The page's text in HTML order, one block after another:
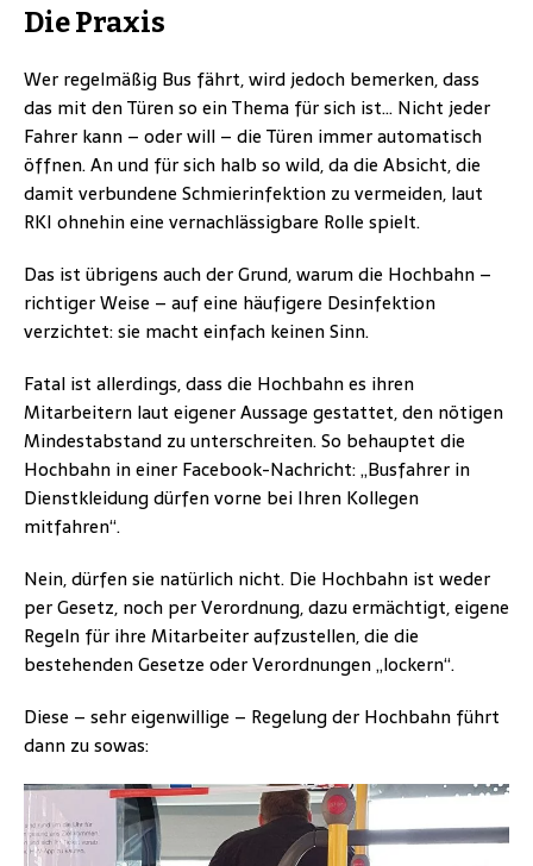
Die Praxis
Wer regelmäßig Bus fährt, wird jedoch bemerken, dass
das mit den Türen so ein Thema für sich ist… Nicht jeder
Fahrer kann – oder will – die Türen immer automatisch
öffnen. An und für sich halb so wild, da die Absicht, die
damit verbundene Schmierinfektion zu vermeiden, laut
RKI ohnehin eine vernachlässigbare Rolle spielt.
Das ist übrigens auch der Grund, warum die Hochbahn –
richtiger Weise – auf eine häufigere Desinfektion
verzichtet: sie macht einfach keinen Sinn.
Fatal ist allerdings, dass die Hochbahn es ihren
Mitarbeitern laut eigener Aussage gestattet, den nötigen
Mindestabstand zu unterschreiten. So behauptet die
Hochbahn in einer Facebook-Nachricht: „Busfahrer in
Dienstkleidung dürfen vorne bei Ihren Kollegen
mitfahren“.
Nein, dürfen sie natürlich nicht. Die Hochbahn ist weder
per Gesetz, noch per Verordnung, dazu ermächtigt, eigene
Regeln für ihre Mitarbeiter aufzustellen, die die
bestehenden Gesetze oder Verordnungen „lockern“.
Diese – sehr eigenwillige – Regelung der Hochbahn führt
dann zu sowas: